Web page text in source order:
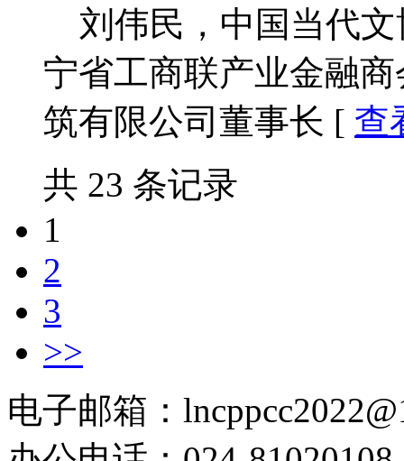
刘伟民，中国当代文
宁省工商联产业金融
筑有限公司董事长 [ 查
共 23 条记录
1
2
3
>>
电子邮箱：